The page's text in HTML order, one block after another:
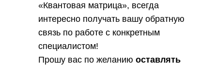
«Квантовая матрица», всегда
интересно получать вашу обратную
связь по работе с конкретным
специалистом!
Прошу вас по желанию оставлять